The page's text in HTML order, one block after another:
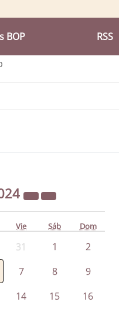
BOP RSS
Vie Sáb Dom
31 1
2
7 8
9
14 15 16